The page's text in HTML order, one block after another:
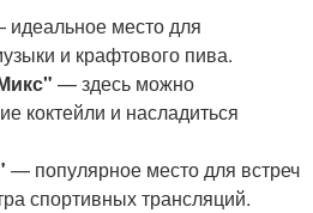
место для
и крафтового пива.
— здесь можно
коктейли и насладиться
— популярное место для встреч
спортивных трансляций.